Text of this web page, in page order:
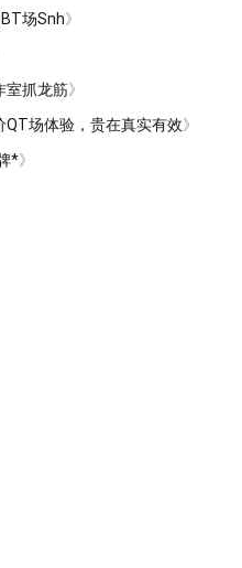
场Snh》
室抓龙筋》
QT场体验，贵在真实有效》
*》